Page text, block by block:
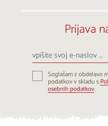
Prijava
vpišite
svoj
e-
naslovSoglašam z obdelavo
podatkov v skladu s
osebnih podatkov.